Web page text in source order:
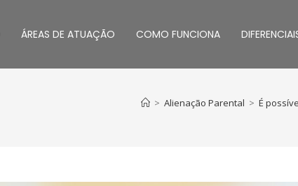
ÁREAS DE ATUAÇÃO COMO FUNCIONA
> Alienação Parental > É